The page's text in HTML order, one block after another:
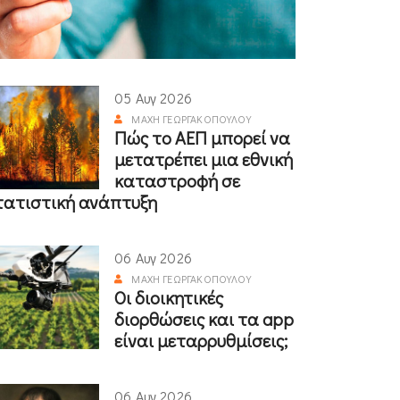
05 Αυγ 2026
ΜΆΧΗ ΓΕΩΡΓΑΚΟΠΟΎΛΟΥ
Πώς το ΑΕΠ μπορεί να
μετατρέπει μια εθνική
καταστροφή σε
ανάπτυξη
06 Αυγ 2026
ΜΆΧΗ ΓΕΩΡΓΑΚΟΠΟΎΛΟΥ
Οι διοικητικές
διορθώσεις και τα app
είναι μεταρρυθμίσεις;